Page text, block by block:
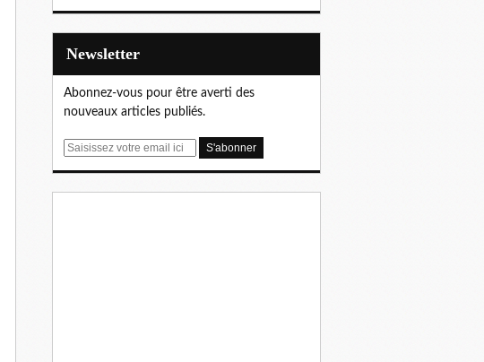
Newsletter
Abonnez-vous pour être averti des
nouveaux articles publiés.
E